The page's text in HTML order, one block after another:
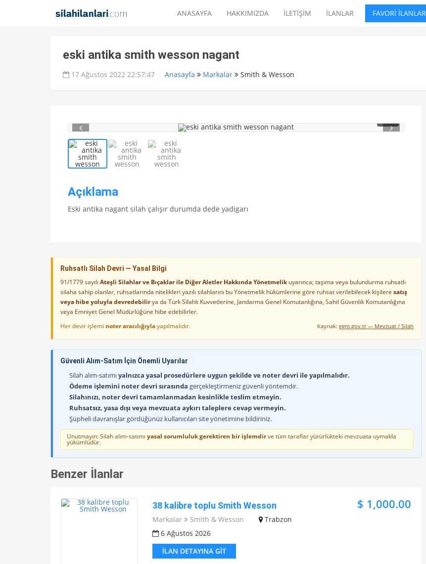
ANASAYFA HAKKIMIZDA İLETİŞİM İLANLAR FAVORİ İLANLAR
eski antika smith wesson nagant
17 Ağustos 2022 22:57:47 Anasayfa Markalar Smith & Wesson
1/ 3
Açıklama
Eski antika nagant silah çalışır durumda dede yadigarı
Ruhsatlı Silah Devri — Yasal Bilgi
91/1779 sayılı Ateşli Silahlar ve Bıçaklar ile Diğer Aletler Hakkında Yönetmelikuyarınca; taşıma veya bulundurma ruhsatlı
silaha sahip olanlar, ruhsatlarında nitelikleri yazılı silahlarını bu Yönetmelik hükümlerine göre ruhsat verilebilecek kişilere satış
veya hibe yoluyla devredebilirya da Türk Silahlı Kuvvetlerine, Jandarma Genel Komutanlığına, Sahil Güvenlik Komutanlığına
veya Emniyet Genel Müdürlüğüne hibe edebilirler.
Her devir işlemi noter aracılığıylayapılmalıdır. Kaynak: egm.gov.tr — Mevzuat / Silah
Güvenli Alım-Satım İçin Önemli Uyarılar
Silah alım-satımıyalnızca yasal prosedürlere uygun şekilde ve noter devri ile yapılmalıdır.
Ödeme işlemini noter devri sırasında gerçekleştirmeniz güvenli yöntemdir.
Silahınızı, noter devri tamamlanmadan kesinlikle teslim etmeyin.
Ruhsatsız, yasa dışı veya mevzuata aykırı taleplere cevap vermeyin.
Şüpheli davranışlar gördüğünüz kullanıcıları site yönetimine bildiriniz.
Unutmayın: Silah alım-satımı yasal sorumluluk gerektiren bir işlemdirve tüm taraflar yürürlükteki mevzuata uymakla
yükümlüdür.
Benzer İlanlar
38 kalibre toplu Smith Wesson
Markalar Smith & Wesson
Trabzon
6 Ağustos 2026
İLAN DETAYINA GIT
$ 1,000.00